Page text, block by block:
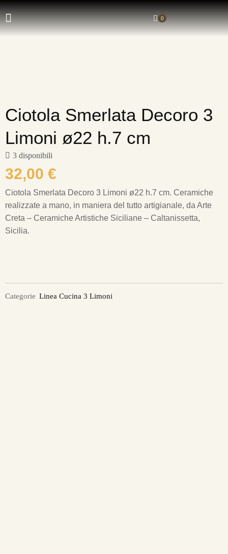
0
Ciotola Smerlata Decoro 3
Limoni ø22 h.7 cm
3 disponibili
32,00 €
Ciotola Smerlata Decoro 3 Limoni ø22 h.7 cm. Ceramiche
realizzate a mano, in maniera del tutto artigianale, da Arte
Creta – Ceramiche Artistiche Siciliane – Caltanissetta,
Sicilia.
Categorie Linea Cucina 3 Limoni